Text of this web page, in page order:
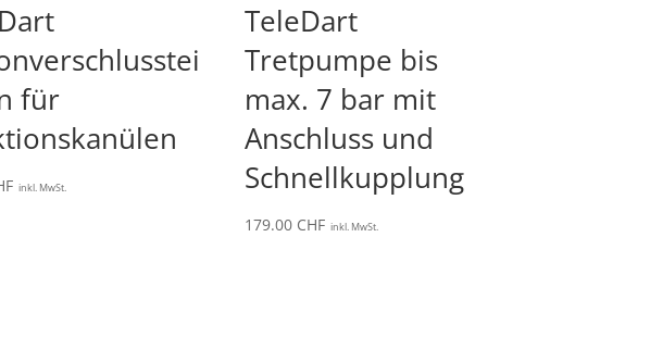
für
inkl. MwSt.
TeleDart
Tretpumpe bis
max. 7 bar mit
Anschluss und
Schnellkupplung
179.00 CHF inkl. MwSt.